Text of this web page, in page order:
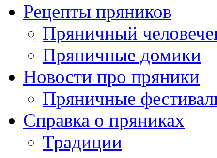
Рецепты пряников
Пряничный
Пряничные домики
Новости про пряники
Пряничные
Справка о пряниках
Традиции